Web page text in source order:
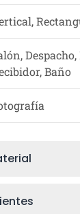
Baño